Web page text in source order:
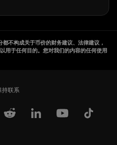
不构成关于币价的财务建议、法律建议，
用于任何目的。您对我们的内容的任何使用
持联系